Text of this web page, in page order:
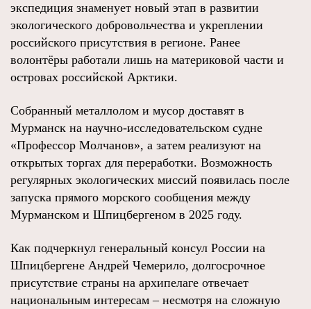
экспедиция знаменует новый этап в развитии
экологического добровольчества и укреплении
российского присутствия в регионе. Ранее
волонтёры работали лишь на материковой части и
островах российской Арктики.
Собранный металлолом и мусор доставят в
Мурманск на научно‑исследовательском судне
«Профессор Молчанов», а затем реализуют на
открытых торгах для переработки. Возможность
регулярных экологических миссий появилась после
запуска прямого морского сообщения между
Мурманском и Шпицбергеном в 2025 году.
Как подчеркнул генеральный консул России на
Шпицбергене Андрей Чемерило, долгосрочное
присутствие страны на архипелаге отвечает
национальным интересам – несмотря на сложную